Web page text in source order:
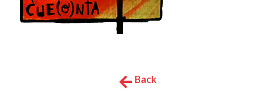
Back